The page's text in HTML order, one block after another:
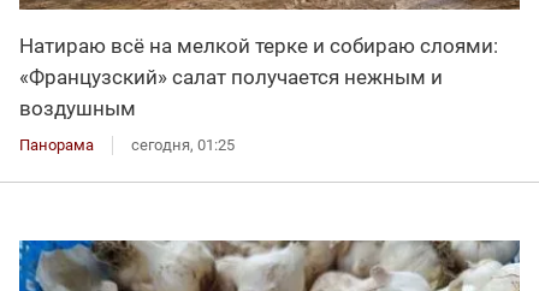
Натираю всё на мелкой терке и собираю слоями:
«Французский» салат получается нежным и
воздушным
Панорама сегодня, 01:25